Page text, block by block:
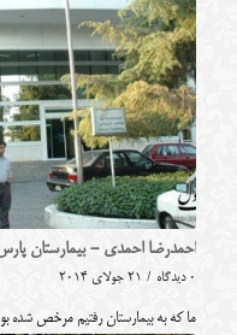
احمدرضا احمدی - بیمارستان
0 دیدگاه / 21 جولای 2014
ما که به بیمارستان رفتیم مرخص